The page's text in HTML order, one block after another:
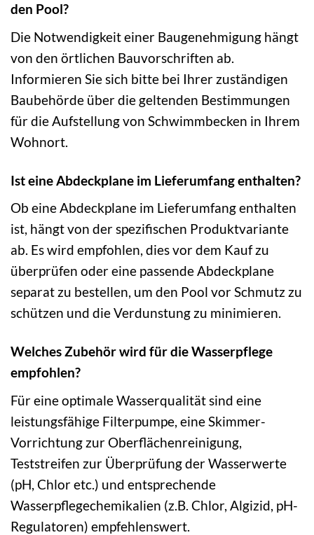
den Pool?
Die Notwendigkeit einer Baugenehmigung hängt
von den örtlichen Bauvorschriften ab.
Informieren Sie sich bitte bei Ihrer zuständigen
Baubehörde über die geltenden Bestimmungen
für die Aufstellung von Schwimmbecken in Ihrem
Wohnort.
Ist eine Abdeckplane im Lieferumfang enthalten?
Ob eine Abdeckplane im Lieferumfang enthalten
ist, hängt von der spezifischen Produktvariante
ab. Es wird empfohlen, dies vor dem Kauf zu
überprüfen oder eine passende Abdeckplane
separat zu bestellen, um den Pool vor Schmutz zu
schützen und die Verdunstung zu minimieren.
Welches Zubehör wird für die Wasserpflege
empfohlen?
Für eine optimale Wasserqualität sind eine
leistungsfähige Filterpumpe, eine Skimmer-
Vorrichtung zur Oberflächenreinigung,
Teststreifen zur Überprüfung der Wasserwerte
(pH, Chlor etc.) und entsprechende
Wasserpflegechemikalien (z.B. Chlor, Algizid, pH-
Regulatoren) empfehlenswert.